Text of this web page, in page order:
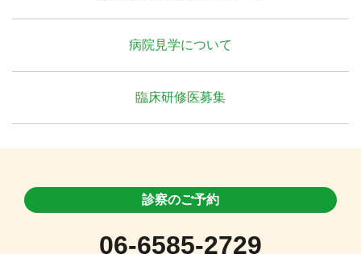
病院見学について
臨床研修医募集
診察のご予約
06-6585-2729